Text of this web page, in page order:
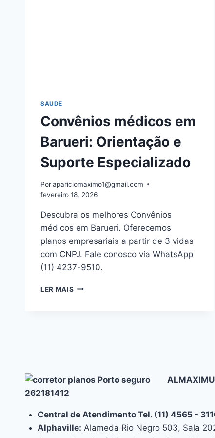
SAUDE
Convênios médicos em
Barueri: Orientação e
Suporte Especializado
Porapariciomaximo1@gmail.com
fevereiro 18, 2026
Descubra os melhores Convênios
médicos em Barueri. Oferecemos
planos empresariais a partir de 3 vidas
com CNPJ. Fale conosco via WhatsApp
(11) 4237-9510.
LER MAIS CONVÊNIOS
262181412
Central de Atendimento Tel. (11) 4565 -
Alphaville: Alameda Rio Negro 503, Sala